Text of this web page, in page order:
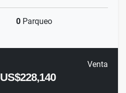
0 Parqueo
Venta
US$228,140